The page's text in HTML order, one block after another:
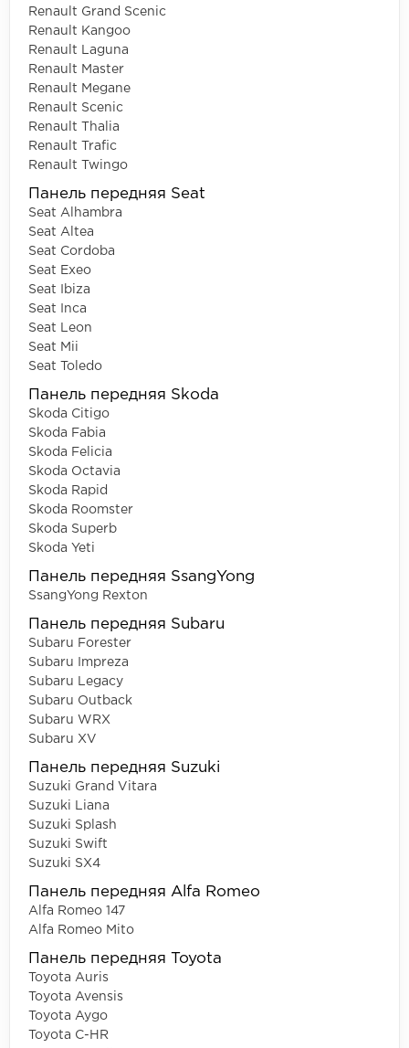
Renault Grand Scenic
Renault Kangoo
Renault Laguna
Renault Master
Renault Megane
Renault Scenic
Renault Thalia
Renault Trafic
Renault Twingo
Панель передняя Seat
Seat Alhambra
Seat Altea
Seat Cordoba
Seat Exeo
Seat Ibiza
Seat Inca
Seat Leon
Seat Mii
Seat Toledo
Панель передняя Skoda
Skoda Citigo
Skoda Fabia
Skoda Felicia
Skoda Octavia
Skoda Rapid
Skoda Roomster
Skoda Superb
Skoda Yeti
Панель передняя SsangYong
SsangYong Rexton
Панель передняя Subaru
Subaru Forester
Subaru Impreza
Subaru Legacy
Subaru Outback
Subaru WRX
Subaru XV
Панель передняя Suzuki
Suzuki Grand Vitara
Suzuki Liana
Suzuki Splash
Suzuki Swift
Suzuki SX4
Панель передняя Alfa Romeo
Alfa Romeo 147
Alfa Romeo Mito
Панель передняя Toyota
Toyota Auris
Toyota Avensis
Toyota Aygo
Toyota C-HR